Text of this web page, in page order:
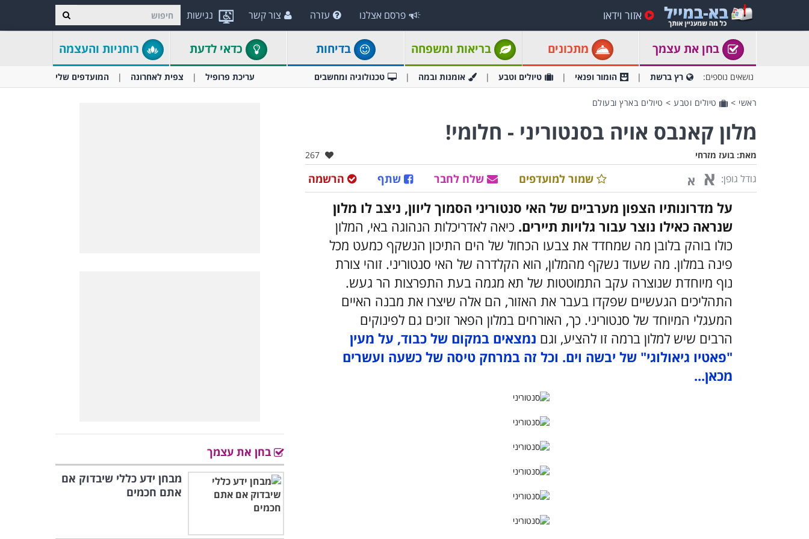
נגישות אזור וידאו פרסם אצלנו עזרה צור קשר
בחן את עצמך מתכונים בריאות ומשפחה בדיחות כדאי לדעת רוחניות והעצמה
נושאים נוספים: רץ ברשת הומור ופנאי טיולים וטבע אומנות ובמה טכנולוגיה ומחשבים עריכת פרופיל צפית לאחרונה המועדפים שלי
ראשי > טיולים וטבע > טיולים בארץ ובעולם
מלון קאנבס אויה בסנטוריני - חלומי!
מאת: בועז מזרחי אהבו:
267
גודל גופן: א א הרשמה שתף שלח לחבר שמור למועדפים
על מדרונותיו הצפון מערביים של האי סנטוריני הסמוך ליוון, ניצב לו מלון
שנראה כאילו נוצר עבור גלויות תיירים. כיאה לאדריכלות הנהוגה באי, המלון
כולו בוהק בלובן מה שמחדד את צבעו הכחול של הים התיכון הנשקף כמעט מכל
פינה במלון. מה שעוד נשקף מהמלון, הוא הקלדרה של האי סנטוריני. זוהי צורת
נוף מיוחדת שנוצרה עקב התמוטטות של תא מגמה בעת התפרצות הר געש.
התהליכים הגעשיים שפקדו בעבר את האזור, הם אלה שיצרו את מבנה האיים
המעגלי המיוחד של סנטוריני. כך, האורחים במלון הפאר זוכים גם לפינוקים
הרבים שיש למלון ברמה זו להציע, וגם נמצאים במקום של כבוד, על מעין
"פאטיו גיאולוגי" של יבשה וים. וכל זה במרחק טיסה של כשעה ועשרים
מכאן...
בחן את עצמך
מבחן ידע כללי שיבדוק אם
אתם חכמים